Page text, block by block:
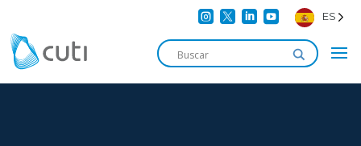
    ES